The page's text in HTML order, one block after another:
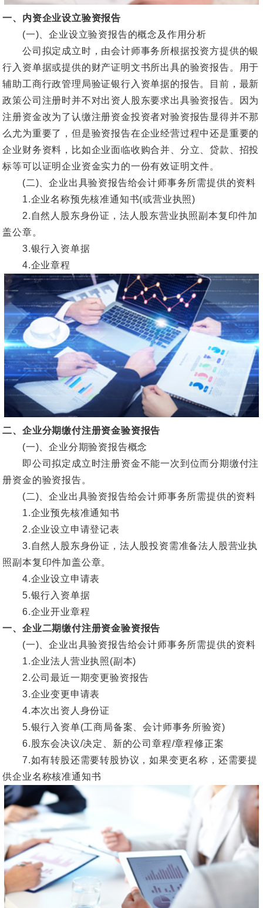
一、内资企业设立验资报告
(一)、企业设立验资报告的概念及作用分析
公司拟定成立时，由会计师事务所根据投资方提供的银
行入资单据或提供的财产证明文书所出具的验资报告。用于
辅助工商行政管理局验证银行入资单据的报告。目前，最新
政策公司注册时并不对出资人股东要求出具验资报告。因为
注册资金改为了认缴注册资金投资者对验资报告显得并不那
么尤为重要了，但是验资报告在企业经营过程中还是重要的
企业财务资料，比如企业面临收购合并、分立、贷款、招投
标等可以证明企业资金实力的一份有效证明文件。
(二)、企业出具验资报告给会计师事务所需提供的资料
1.企业名称预先核准通知书(或营业执照)
2.自然人股东身份证，法人股东营业执照副本复印件加
盖公章。
3.银行入资单据
4.企业章程
二、企业分期缴付注册资金验资报告
(一)、企业分期验资报告概念
即公司拟定成立时注册资金不能一次到位而分期缴付注
册资金的验资报告。
(二)、企业出具验资报告给会计师事务所需提供的资料
1.企业预先核准通知书
2.企业设立申请登记表
3.自然人股东身份证，法人股投资需准备法人股营业执
照副本复印件加盖公章。
4.企业设立申请表
5.银行入资单据
6.企业开业章程
一、企业二期缴付注册资金验资报告
(一)、企业出具验资报告给会计师事务所需提供的资料
1.企业法人营业执照(副本)
2.公司最近一期变更验资报告
3.企业变更申请表
4.本次出资人身份证
5.银行入资单(工商局备案、会计师事务所验资)
6.股东会决议/决定、新的公司章程/章程修正案
7.如有转股还需要转股协议，如果变更名称，还需要提
供企业名称核准通知书